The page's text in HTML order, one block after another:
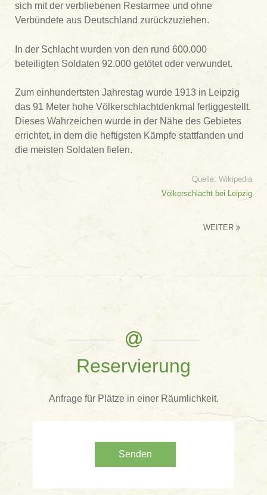
sich mit der verbliebenen Restarmee und ohne
Verbündete aus Deutschland zurückzuziehen.
In der Schlacht wurden von den rund 600.000
beteiligten Soldaten 92.000 getötet oder verwundet.
Zum einhundertsten Jahrestag wurde 1913 in Leipzig
das 91 Meter hohe Völkerschlachtdenkmal fertiggestellt.
Dieses Wahrzeichen wurde in der Nähe des Gebietes
errichtet, in dem die heftigsten Kämpfe stattfanden und
die meisten Soldaten fielen.
Quelle: Wikipedia
Völkerschlacht bei Leipzig
WEITER
Reservierung
Anfrage für Plätze in einer Räumlichkeit.
Senden